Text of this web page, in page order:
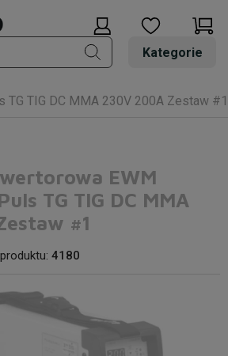
Kategorie
TIG DC MMA 230V 200A Zestaw #1
EWM
TG TIG DC MMA
#1
4180